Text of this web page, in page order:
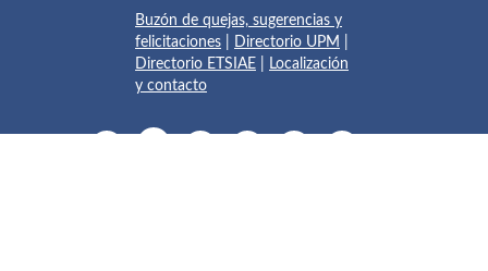
Buzón de quejas, sugerencias y
felicitaciones
Directorio UPM
Directorio ETSIAE
Localización
y contacto